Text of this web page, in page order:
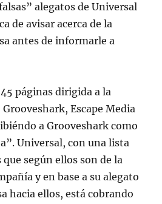
alegatos de Universal
de avisar acerca de la
antes de informarle a
páginas dirigida a la
Escape Media
a Grooveshark como
Universal, con una lista
que según ellos son de la
y en base a su alegato
hacia ellos, está cobrando